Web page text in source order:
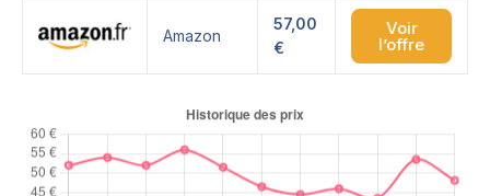
Amazon
57,00
€
Voir
l’offre